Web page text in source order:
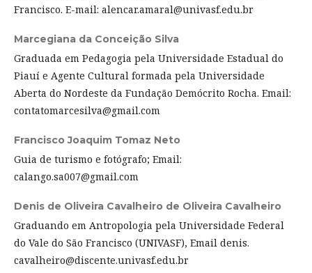
Francisco. E-mail: alencar.amaral@univasf.edu.br
Marcegiana da Conceição Silva
Graduada em Pedagogia pela Universidade Estadual do
Piauí e Agente Cultural formada pela Universidade
Aberta do Nordeste da Fundação Demócrito Rocha. Email:
contatomarcesilva@gmail.com
Francisco Joaquim Tomaz Neto
Guia de turismo e fotógrafo; Email:
calango.sa007@gmail.com
Denis de Oliveira Cavalheiro de Oliveira Cavalheiro
Graduando em Antropologia pela Universidade Federal
do Vale do São Francisco (UNIVASF), Email denis.
cavalheiro@discente.univasf.edu.br